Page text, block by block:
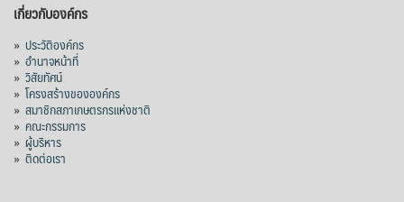
เกี่ยวกับองค์กร
» ประวัติองค์กร
» อำนาจหน้าที่
» วิสัยทัศน์
» โครงสร้างขององค์กร
» สมาชิกสภาเกษตรกรแห่งชาติ
» คณะกรรมการ
» ผู้บริหาร
» ติดต่อเรา